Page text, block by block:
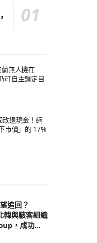
無人機在
可自主鎖定目
退現金！網
市價」的 17%
追回？
與駭客組織
，成功凍